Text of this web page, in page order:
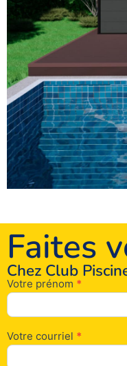
Faites
Chez Club
Soumission
Votre prénom *
Votre courriel *